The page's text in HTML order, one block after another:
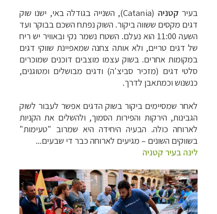
בעיר קטניה (
Catania), השנייה בגודלה באי, ישנו שוק
דגים מקסים ששווה ביקור. השוק נפתח השכם בבוקר ועד
השעה 11:00 הוא נעלם. השטח נשמר נקי ובאוויר יש ריח
של דגים טריים, ולא אותה צחנה שמאפיינת שווקי דגים
במקומות אחרים. בשוק עצמו מוצבים דוכנים שמוכרים
סלטי דגים (מזכיר סביצ'ה) ודגים מבושלים ומטוגנים,
כנשנוש וכמתאבן לדרך.
לאחר שמסיימים ביקור בשוק הדגים אפשר לעבור לשוק
הגבינות, הירקות והפירות הסמוך, ולהשלים את הקניות
לארוחה כולה. הבעיה היחידה היא שמרוב "טעימות"
בשווקים השונים – מגיעים לארוחה כבר די שבעים...
לינה בעיר קטניה